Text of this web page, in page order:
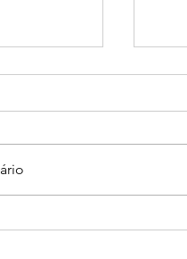
de vento